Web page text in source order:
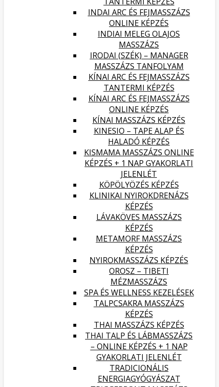
INDAI ARC ÉS FEJMASSZÁZS
ONLINE KÉPZÉS
INDIAI MELEG OLAJOS
MASSZÁZS
IRODAI (SZÉK) – MANAGER
MASSZÁZS TANFOLYAM
KÍNAI ARC ÉS FEJMASSZÁZS
TANTERMI KÉPZÉS
KÍNAI ARC ÉS FEJMASSZÁZS
ONLINE KÉPZÉS
KÍNAI MASSZÁZS KÉPZÉS
KINESIO – TAPE ALAP ÉS
HALADÓ KÉPZÉS
KISMAMA MASSZÁZS ONLINE
KÉPZÉS + 1 NAP GYAKORLATI
JELENLÉT
KÖPÖLYÖZÉS KÉPZÉS
KLINIKAI NYIROKDRENÁZS
KÉPZÉS
LÁVAKÖVES MASSZÁZS
KÉPZÉS
METAMORF MASSZÁZS
KÉPZÉS
NYIROKMASSZÁZS KÉPZÉS
OROSZ – TIBETI
MÉZMASSZÁZS
SPA ÉS WELLNESS KEZELÉSEK
TALPCSAKRA MASSZÁZS
KÉPZÉS
THAI MASSZÁZS KÉPZÉS
THAI TALP ÉS LÁBMASSZÁZS
– ONLINE KÉPZÉS + 1 NAP
GYAKORLATI JELENLÉT
TRADICIONÁLIS
ENERGIAGYÓGYÁSZAT